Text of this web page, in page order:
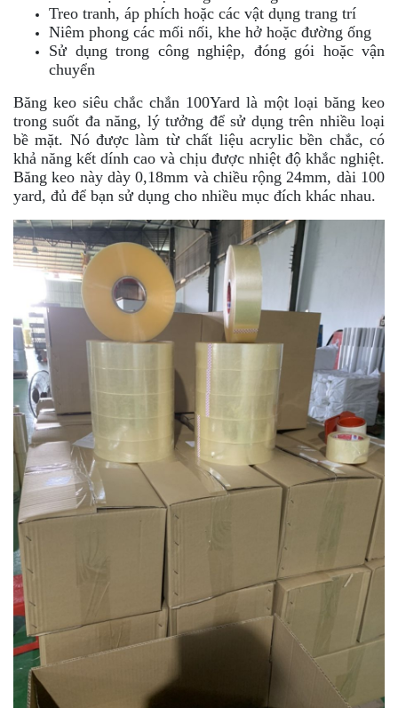
Treo tranh, áp phích hoặc các vật dụng trang trí
Niêm phong các mối nối, khe hở hoặc đường ống
Sử dụng trong công nghiệp, đóng gói hoặc vận
chuyển
Băng keo siêu chắc chắn 100Yard là một loại băng keo
trong suốt đa năng, lý tưởng để sử dụng trên nhiều loại
bề mặt. Nó được làm từ chất liệu acrylic bền chắc, có
khả năng kết dính cao và chịu được nhiệt độ khắc nghiệt.
Băng keo này dày 0,18mm và chiều rộng 24mm, dài 100
yard, đủ để bạn sử dụng cho nhiều mục đích khác nhau.